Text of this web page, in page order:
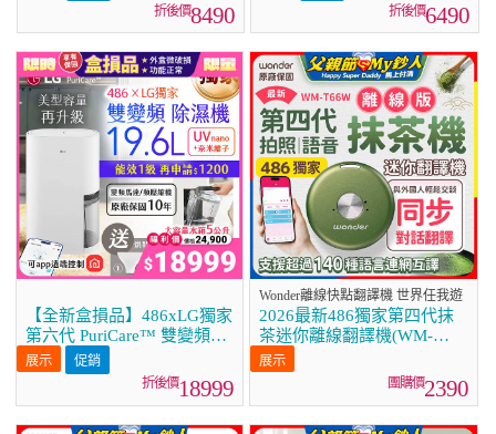
8490 6490
【全新盒損品】486xLG獨家
第六代 PuriCare™ 雙變頻除
濕機19.6公升 時尚款 白色
DD201MWE0
促銷
18999
Wonder離線快點翻譯機 世界任我遊
2026最新486獨家第四代抹
茶迷你離線翻譯機(WM-
T66W)
2390